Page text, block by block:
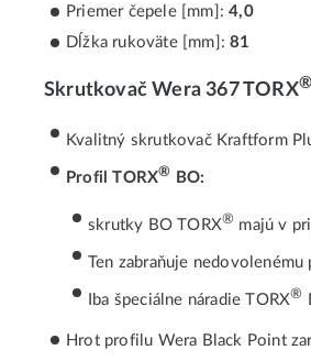
Priemer čepele [mm]:4,0
Dĺžka rukoväte [mm]:81
Skrutkovač Wera 367 TORX®
Kvalitný skrutkovač Kraftform
Profil TORX® BO:
skrutky BO TORX® majú v
Ten zabraňuje
Iba špeciálne náradie TORX®
Hrot profilu Wera Black Point